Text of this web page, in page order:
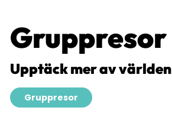
Gruppresor
Upptäck mer av världen
Gruppresor